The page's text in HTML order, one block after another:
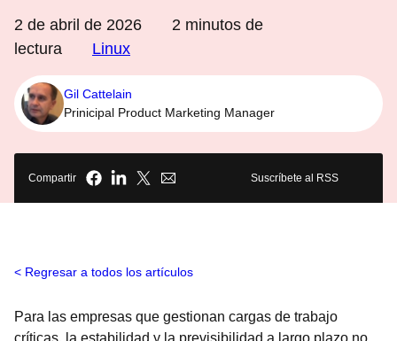
2 de abril de 2026 2 minutos de
lectura
Linux
Gil Cattelain
Prinicipal Product Marketing Manager
Compartir Suscríbete al RSS
Regresar a todos los artículos
Para las empresas que gestionan cargas de trabajo
críticas, la estabilidad y la previsibilidad a largo plazo no